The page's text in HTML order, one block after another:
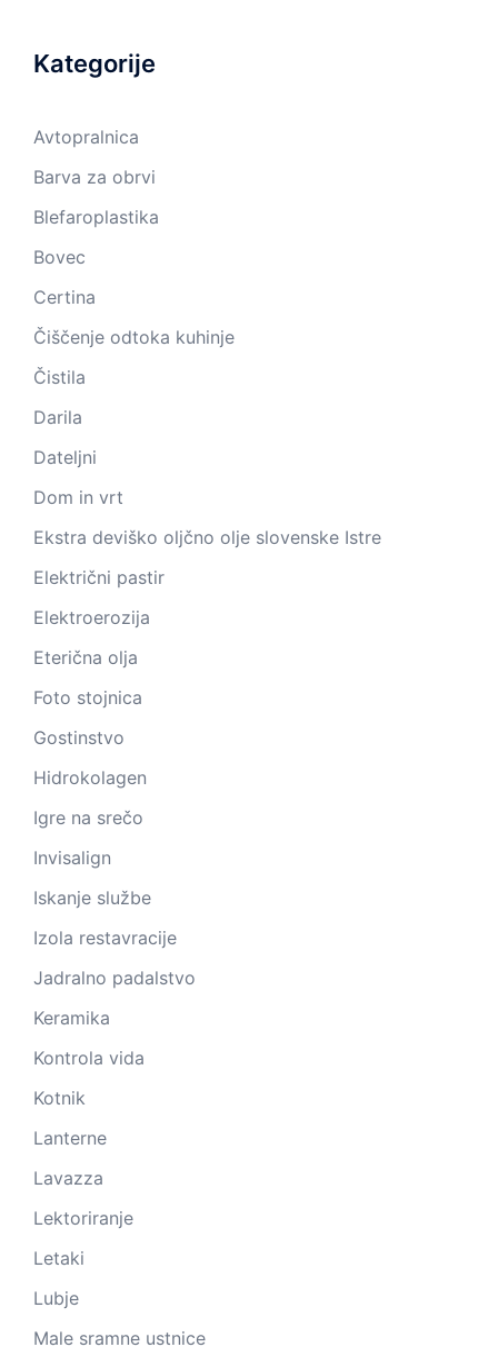
Kategorije
Avtopralnica
Barva za obrvi
Blefaroplastika
Bovec
Certina
Čiščenje odtoka kuhinje
Čistila
Darila
Dateljni
Dom in vrt
Ekstra deviško oljčno olje slovenske Istre
Električni pastir
Elektroerozija
Eterična olja
Foto stojnica
Gostinstvo
Hidrokolagen
Igre na srečo
Invisalign
Iskanje službe
Izola restavracije
Jadralno padalstvo
Keramika
Kontrola vida
Kotnik
Lanterne
Lavazza
Lektoriranje
Letaki
Lubje
Male sramne ustnice